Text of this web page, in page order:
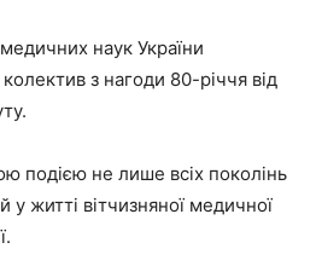
наук України
з нагоди 80-річчя від
подією не лише всіх поколінь
у житті вітчизняної медичної